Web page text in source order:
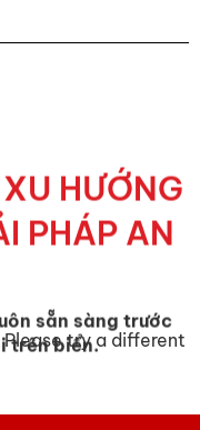
HƯỚNG
PHÁP AN
sẵn sàng trước
trên biển.try a different